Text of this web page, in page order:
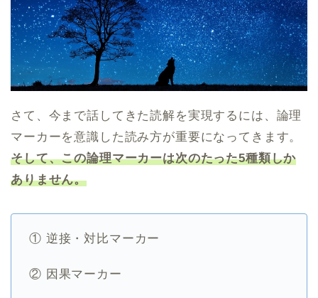
さて、今まで話してきた読解を実現するには、論理
マーカーを意識した読み方が重要になってきます。
そして、この論理マーカーは次のたった5種類しか
ありません。
① 逆接・対比マーカー
② 因果マーカー